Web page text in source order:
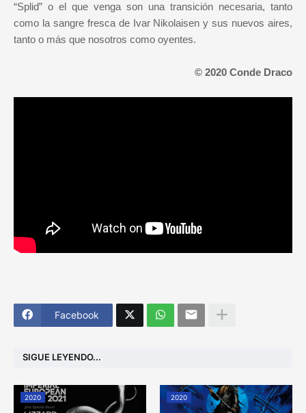
“Splid” o el que venga son una transición necesaria, tanto
como la sangre fresca de Ivar Nikolaisen y sus nuevos aires,
tanto o más que nosotros como oyentes.
© 2020 Conde Draco
Facebook
SIGUE LEYENDO...
2020 2020